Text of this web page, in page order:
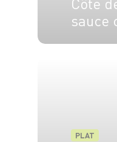
sauce
PLAT